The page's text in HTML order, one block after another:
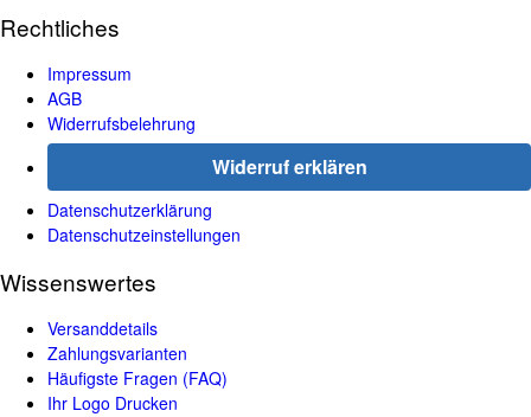
Rechtliches
Impressum
AGB
Widerrufsbelehrung
Widerruf erklären
Datenschutzerklärung
Datenschutzeinstellungen
Wissenswertes
Versanddetails
Zahlungsvarianten
Häufigste Fragen (FAQ)
Ihr Logo Drucken